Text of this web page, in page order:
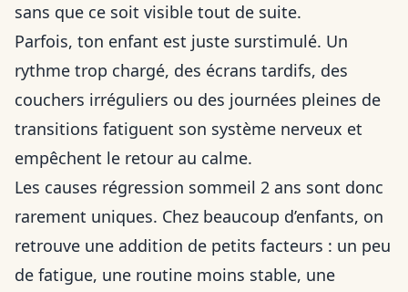
sans que ce soit visible tout de suite.
Parfois, ton enfant est juste surstimulé. Un
rythme trop chargé, des écrans tardifs, des
couchers irréguliers ou des journées pleines de
transitions fatiguent son système nerveux et
empêchent le retour au calme.
Les causes régression sommeil 2 ans sont donc
rarement uniques. Chez beaucoup d’enfants, on
retrouve une addition de petits facteurs : un peu
de fatigue, une routine moins stable, une